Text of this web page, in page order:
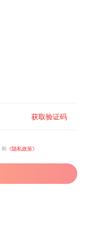
获取验证码
和 《隐私政策》